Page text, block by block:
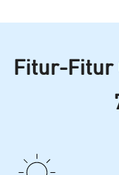
Fitur-Fitur